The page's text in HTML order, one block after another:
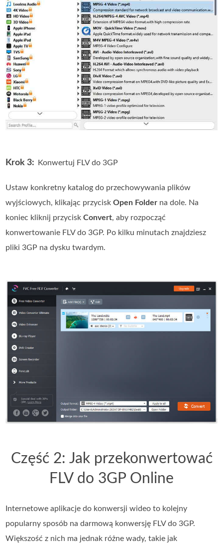
Krok 3: Konwertuj FLV do 3GP
Ustaw konkretny katalog do przechowywania plików
wyjściowych, klikając przyciskOpen Folder na dole. Na
koniec kliknij przyciskConvert, aby rozpocząć
konwertowanie FLV do 3GP. Po kilku minutach znajdziesz
pliki 3GP na dysku twardym.
Część 2: Jak przekonwertować
FLV do 3GP Online
Internetowe aplikacje do konwersji wideo to kolejny
popularny sposób na darmową konwersję FLV do 3GP.
Większość z nich ma jednak różne wady, takie jak